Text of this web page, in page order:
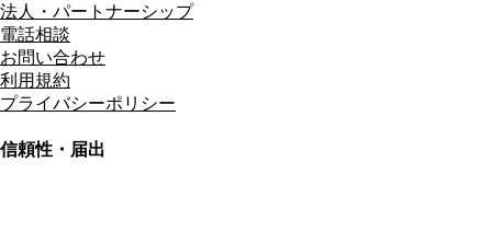
法人・パートナーシップ
電話相談
お問い合わせ
利用規約
プライバシーポリシー
信頼性・届出